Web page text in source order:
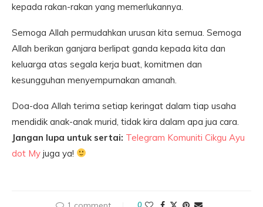
kepada rakan-rakan yang memerlukannya.
Semoga Allah permudahkan urusan kita semua. Semoga
Allah berikan ganjara berlipat ganda kepada kita dan
keluarga atas segala kerja buat, komitmen dan
kesungguhan menyempurnakan amanah.
Doa-doa Allah terima setiap keringat dalam tiap usaha
mendidik anak-anak murid, tidak kira dalam apa jua cara.
Jangan lupa untuk sertai: Telegram Komuniti Cikgu Ayu
dot My juga ya!
0